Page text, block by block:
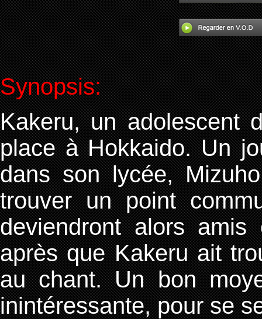
Synopsis:
Kakeru, un adolescent
place à Hokkaido. Un
dans son lycée,
trouver un point
deviendront alors
après que Kakeru ait
au chant. Un bon
inintéressante, pour se